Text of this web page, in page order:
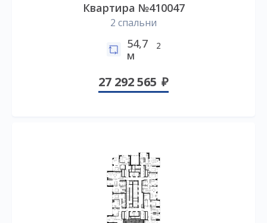
Квартира №410047
2 спальни
54,7
м
2
27 292 565